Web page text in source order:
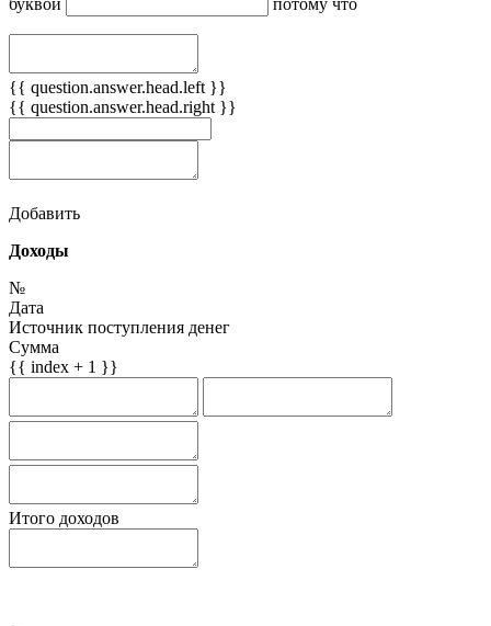
буквой потому что
{{ question.answer.head.left }}
{{ question.answer.head.right }}
Добавить
Доходы
№
Дата
Источник поступления денег
Сумма
{{ index + 1 }}
Итого доходов